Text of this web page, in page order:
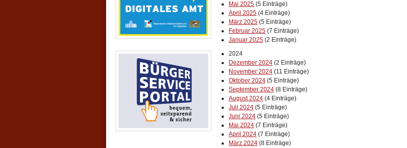
Mai 2025 (5 Einträge)
April 2025 (4 Einträge)
März 2025 (5 Einträge)
Februar 2025 (7 Einträge)
Januar 2025 (2 Einträge)
2024
Dezember 2024 (2 Einträge)
November 2024 (11 Einträge)
Oktober 2024 (5 Einträge)
September 2024 (8 Einträge)
August 2024 (4 Einträge)
Juli 2024 (5 Einträge)
Juni 2024 (5 Einträge)
Mai 2024 (7 Einträge)
April 2024 (7 Einträge)
März 2024 (8 Einträge)